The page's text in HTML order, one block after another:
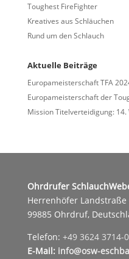
Toughest FireFighter
Kreatives aus Schläuchen
Rund um den Schlauch
Aktuelle Beiträge
Europameisterschaft TFA
Europameisterschaft der
Mission Titelverteidigung:
Ohrdrufer
Herrenhöfer
99885 Ohrdruf,
Telefon: +49 3624 3714-0
E-Mail: info@osw-